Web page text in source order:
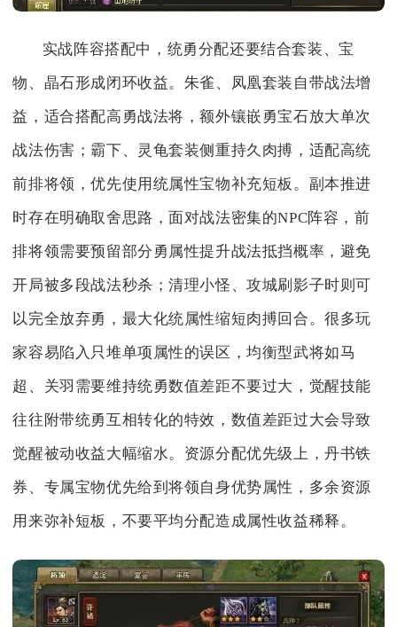
实战阵容搭配中，统勇分配还要结合套装、宝
物、晶石形成闭环收益。朱雀、凤凰套装自带战法增
益，适合搭配高勇战法将，额外镶嵌勇宝石放大单次
战法伤害；霸下、灵龟套装侧重持久肉搏，适配高统
前排将领，优先使用统属性宝物补充短板。副本推进
时存在明确取舍思路，面对战法密集的NPC阵容，前
排将领需要预留部分勇属性提升战法抵挡概率，避免
开局被多段战法秒杀；清理小怪、攻城刷影子时则可
以完全放弃勇，最大化统属性缩短肉搏回合。很多玩
家容易陷入只堆单项属性的误区，均衡型武将如马
超、关羽需要维持统勇数值差距不要过大，觉醒技能
往往附带统勇互相转化的特效，数值差距过大会导致
觉醒被动收益大幅缩水。资源分配优先级上，丹书铁
券、专属宝物优先给到将领自身优势属性，多余资源
用来弥补短板，不要平均分配造成属性收益稀释。